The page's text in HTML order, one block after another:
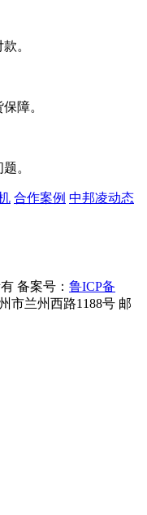
。
障。
。
合作案例 中邦凌动态
备案号： 鲁ICP备
市兰州西路1188号 邮